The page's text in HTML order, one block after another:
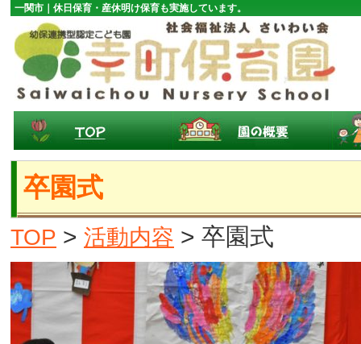
一関市｜休日保育・産休明け保育も実施しています。
卒園式
TOP > 活動内容 > 卒園式